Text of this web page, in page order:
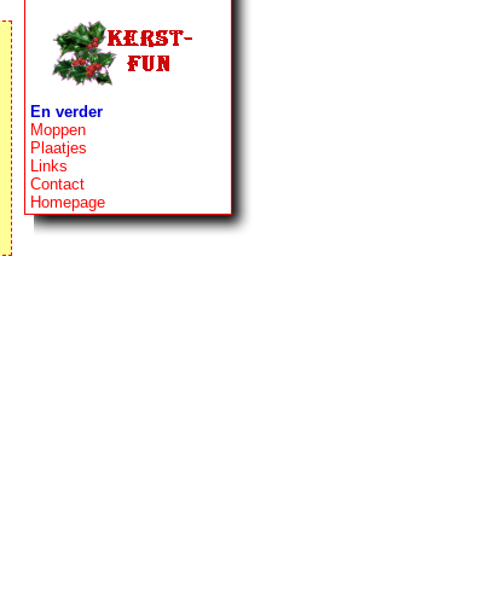
En verder
Moppen
Plaatjes
Links
Contact
Homepage